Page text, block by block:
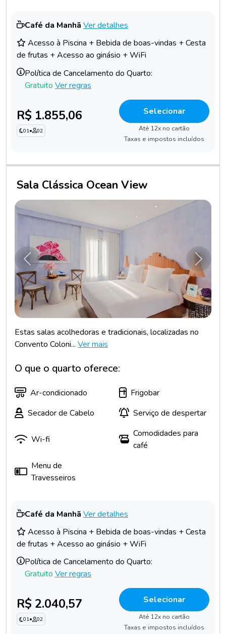
Café da Manhã Ver detalhes
Acesso à Piscina + Bebida de boas-vindas + Cesta
de frutas + Acesso ao ginásio + WiFi
Política de Cancelamento do Quarto:
Gratuito Ver regras
R$ 1.855,06
01• 02
Selecionar
Até 12x no cartão
Taxas e impostos incluídos
Sala Clássica Ocean View
Anterior
Estas salas acolhedoras e tradicionais, localizadas no
Convento Coloni... Ver mais
O que o quarto oferece:
Ar-condicionado
Frigobar
Secador de Cabelo
Serviço de despertar
Wi-fi
Comodidades para
café
Menu de
Travesseiros
Café da Manhã Ver detalhes
Acesso à Piscina + Bebida de boas-vindas + Cesta
de frutas + Acesso ao ginásio + WiFi
Política de Cancelamento do Quarto:
Gratuito Ver regras
R$ 2.040,57
01• 02
Selecionar
Até 12x no cartão
Taxas e impostos incluídos